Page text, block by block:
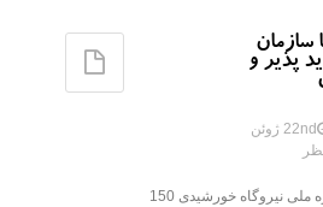
سازمان
پذیر و
22nd ژوئن
به منظور احداث پروژه ملی نیروگاه خورشیدی 150